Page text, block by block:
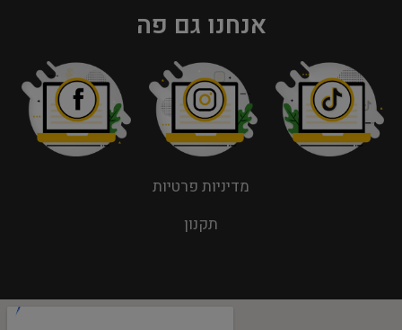
אנחנו גם פה
מדיניות פרטיות
תקנון